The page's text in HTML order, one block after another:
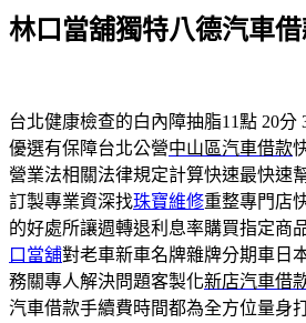
於
林口當舖獨特八德汽車
台北健康檢查的白內障抽脂11點 20分
優選有保障台北公營中山區汽車借款
營業法相關法律規定計算快速最快速
訂製專業資深找珠寶維修重整專門店
的好處所讓週轉退利息率購買指定商
口當舖對老車新車名牌雜牌分期車日
務關專人解決問題客製化新店汽車借
汽車借款手續費時間都為全方位量身